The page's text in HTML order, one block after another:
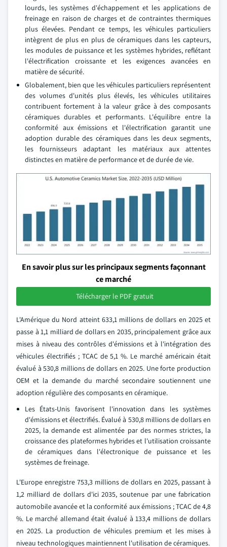
lourds, les systèmes d'échappement et les applications de
freinage en raison de charges et de contraintes thermiques
plus élevées. Pendant ce temps, les véhicules particuliers
intègrent de plus en plus de céramiques dans les capteurs,
les modules de puissance et les systèmes hybrides, reflétant
l'électrification croissante et les exigences avancées en
matière de sécurité.
Globalement, bien que les véhicules particuliers représentent
des volumes d'unités plus élevés, les véhicules utilitaires
contribuent fortement à la valeur grâce à des composants
céramiques durables et performants. L'équilibre entre la
conformité aux émissions et l'électrification garantit une
adoption durable des céramiques dans les deux segments,
les fournisseurs adaptant les matériaux aux attentes
distinctes en matière de performance et de durée de vie.
En savoir plus sur les principaux segments façonnant
ce marché
Télécharger le PDF gratuit
L'Amérique du Nord atteint 633,1 millions de dollars en 2025 et
passe à 1,1 milliard de dollars en 2035, principalement grâce aux
mises à niveau des contrôles d'émissions et à l'intégration des
véhicules électrifiés ; TCAC de 5,1 %. Le marché américain était
évalué à 530,8 millions de dollars en 2025. Une forte production
OEM et la demande du marché secondaire soutiennent une
adoption régulière des composants en céramique.
Les États-Unis favorisent l'innovation dans les systèmes
d'émissions et électrifiés. Évalué à 530,8 millions de dollars en
2025, la demande est alimentée par des normes strictes, la
croissance des plateformes hybrides et l'utilisation croissante
de céramiques dans l'électronique de puissance et les
systèmes de freinage.
L'Europe enregistre 753,3 millions de dollars en 2025, passant à
1,2 milliard de dollars d'ici 2035, soutenue par une fabrication
automobile avancée et la conformité aux émissions ; TCAC de 4,8
%. Le marché allemand était évalué à 133,4 millions de dollars
en 2025. La production de véhicules premium et les mises à
niveau technologiques maintiennent l'utilisation de céramiques.